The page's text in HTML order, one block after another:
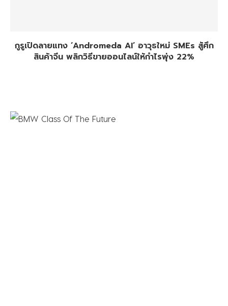
กูรูเปิดลายแทง ‘Andromeda AI’ อาวุธใหม่ SMEs สู้ศึก
สินค้าจีน พลิกวิธีขายออนไลน์ให้กำไรพุ่ง 22%